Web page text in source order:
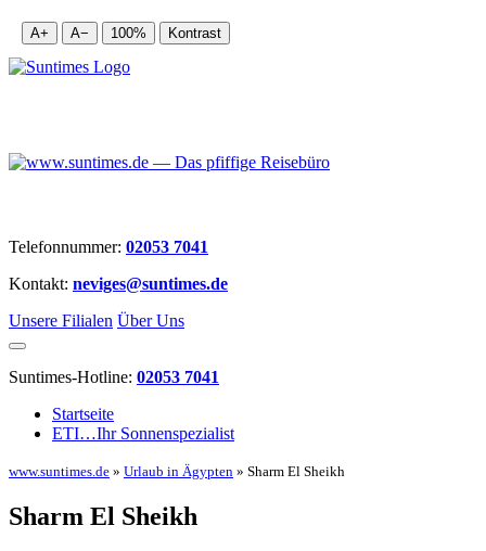
A+ A− 100% Kontrast
Telefonnummer: 02053 7041
Kontakt: neviges@suntimes.de
Unsere Filialen Über Uns
Suntimes-Hotline: 02053 7041
Startseite
ETI…Ihr Sonnenspezialist
www.suntimes.de » Urlaub in Ägypten » Sharm El Sheikh
Sharm El Sheikh